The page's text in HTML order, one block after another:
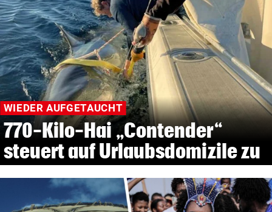
WIEDER AUFGETAUCHT
770-Kilo-Hai „Contender“
steuert auf Urlaubsdomizile zu